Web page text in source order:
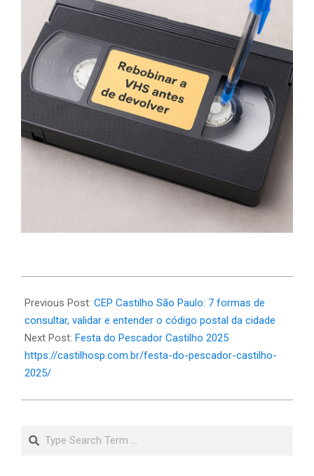
05-
29
Previous Post: CEP Castilho São Paulo: 7 formas de
consultar, validar e entender o código postal da cidade
Next Post: Festa do Pescador Castilho 2025
https://castilhosp.com.br/festa-do-pescador-castilho-
2025/
Search